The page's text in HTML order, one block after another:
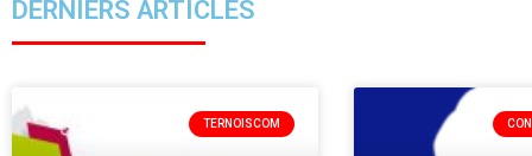
DERNIERS ARTICLES
TERNOISCOM